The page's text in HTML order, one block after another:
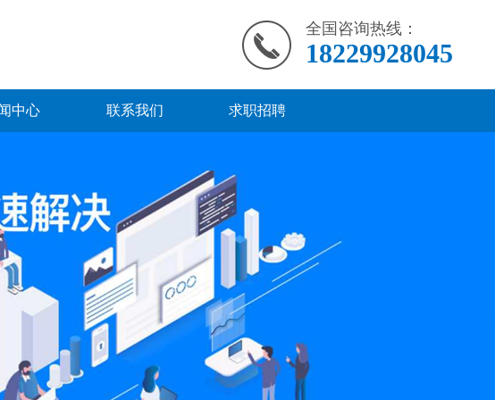
全国咨询热线：
18229928045
中心 联系我们 求职招聘